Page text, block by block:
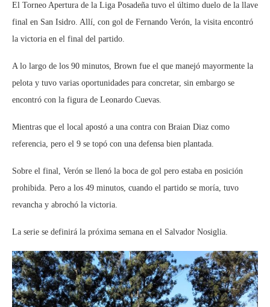
El Torneo Apertura de la Liga Posadeña tuvo el último duelo de la llave
final en San Isidro. Allí, con gol de Fernando Verón, la visita encontró
la victoria en el final del partido.
A lo largo de los 90 minutos, Brown fue el que manejó mayormente la
pelota y tuvo varias oportunidades para concretar, sin embargo se
encontró con la figura de Leonardo Cuevas.
Mientras que el local apostó a una contra con Braian Diaz como
referencia, pero el 9 se topó con una defensa bien plantada.
Sobre el final, Verón se llenó la boca de gol pero estaba en posición
prohibida. Pero a los 49 minutos, cuando el partido se moría, tuvo
revancha y abrochó la victoria.
La serie se definirá la próxima semana en el Salvador Nosiglia.